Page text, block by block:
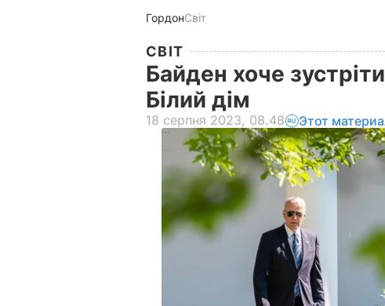
ГордонСвіт
СВІТ
Байден хоче
Білий дім
18 серпня 2023, 08.48 Этот